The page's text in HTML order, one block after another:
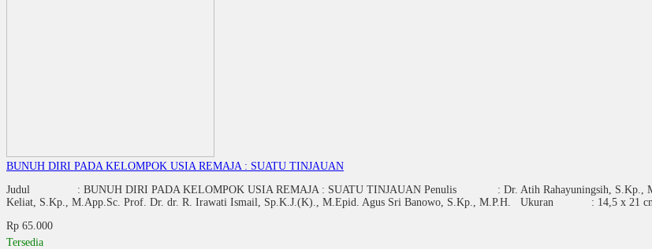
BUNUH DIRI PADA KELOMPOK USIA REMAJA : SUATU TINJAUAN
Judul : BUNUH DIRI PADA KELOMPOK USIA REMAJA : SUATU TINJAUAN Penulis : Dr. Atih Rahayuningsih, S.Kp.,
Keliat, S.Kp., M.App.Sc. Prof. Dr. dr. R. Irawati Ismail, Sp.K.J.(K)., M.Epid. Agus Sri Banowo, S.Kp., M.P.H. Ukuran : 14,5 x 21
Rp 65.000
Tersedia